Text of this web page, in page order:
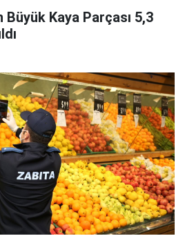
Kaya Parçası 5,3